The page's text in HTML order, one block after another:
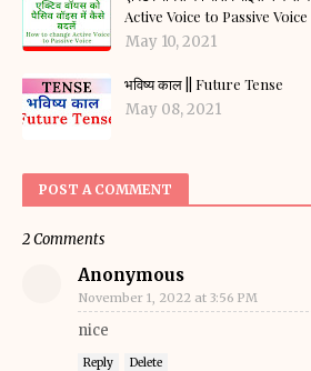
Active Voice to Passive Voice
May 10, 2021
भविष्य काल || Future Tense
May 08, 2021
POST A COMMENT
2 Comments
Anonymous
November 1, 2022 at 3:56 PM
nice
Reply Delete